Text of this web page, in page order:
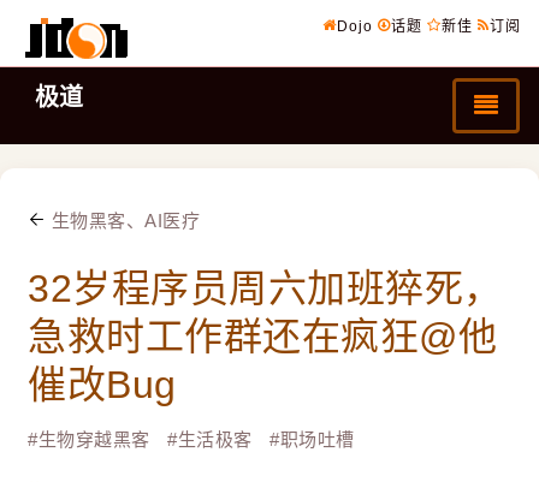
Dojo 话题 新佳 订阅
极道
生物黑客、AI医疗
32岁程序员周六加班猝死，
急救时工作群还在疯狂@他
催改Bug
#生物穿越黑客 #生活极客 #职场吐槽